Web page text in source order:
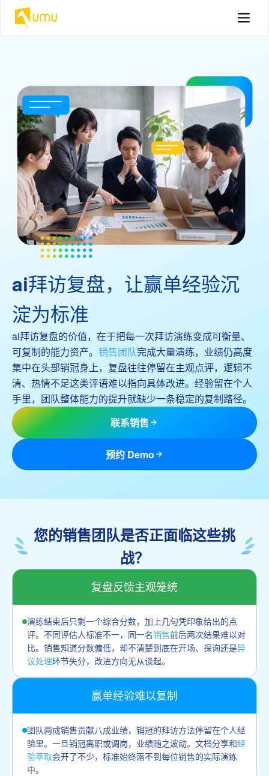
ai拜访复盘，让赢单经验沉
淀为标准
ai拜访复盘的价值，在于把每一次拜访演练变成可衡量、
可复制的能力资产。 销售团队完成大量演练，业绩仍高度
集中在头部销冠身上，复盘往往停留在主观点评，逻辑不
清、热情不足这类评语难以指向具体改进。经验留在个人
手里，团队整体能力的提升就缺少一条稳定的复制路径。
联系销售
预约 Demo
您的销售团队是否正面临这些挑
战？
复盘反馈主观笼统
演练结束后只剩一个综合分数，加上几句凭印象给出的点
评。不同评估人标准不一，同一名销售前后两次结果难以对
比。销售知道分数偏低，却不清楚到底在开场、探询还是异
议处理环节失分，改进方向无从谈起。
赢单经验难以复制
团队两成销售贡献八成业绩，销冠的拜访方法停留在个人经
验里。一旦销冠离职或调岗，业绩随之波动。文档分享和经
验萃取会开了不少，标准始终落不到每位销售的实际演练
中。